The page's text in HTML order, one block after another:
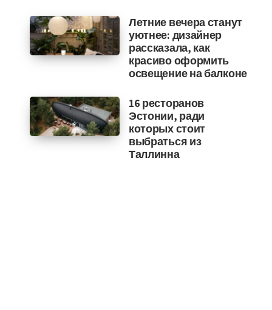
Летние вечера станут
уютнее: дизайнер
рассказала, как
красиво оформить
освещение на балконе
16 ресторанов
Эстонии, ради
которых стоит
выбраться из
Таллинна